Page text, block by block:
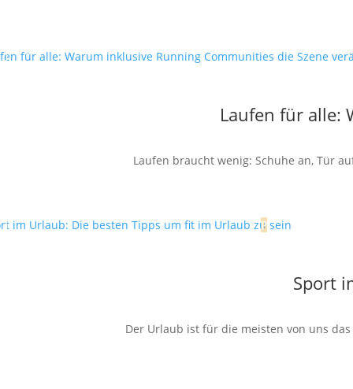
Laufen für alle:
Laufen braucht wenig: Schuhe an, Tür
Sport
Der Urlaub ist für die meisten von uns